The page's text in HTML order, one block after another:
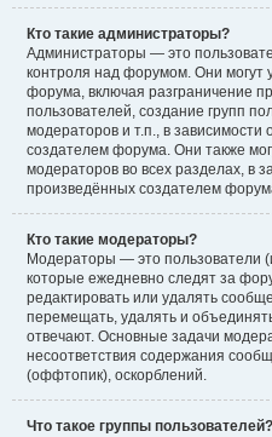
Кто такие администраторы?
Администраторы — это
контроля над форумом. Они могут
форума, включая разграничение
пользователей, создание групп
модераторов и т.п., в
создателем форума. Они также
модераторов во всех разделах, в
произведённых создателем
Кто такие модераторы?
Модераторы — это пользователи
которые ежедневно следят за
редактировать или удалять
перемещать, удалять и
отвечают. Основные задачи
несоответствия содержания
(оффтопик), оскорблений.
Что такое группы пользователей?